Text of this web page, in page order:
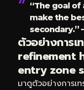
“The goal of
make the
secondary.”
ตัวอย่างการ
refinement
entry zone
มาดูตัวอย่างการเ